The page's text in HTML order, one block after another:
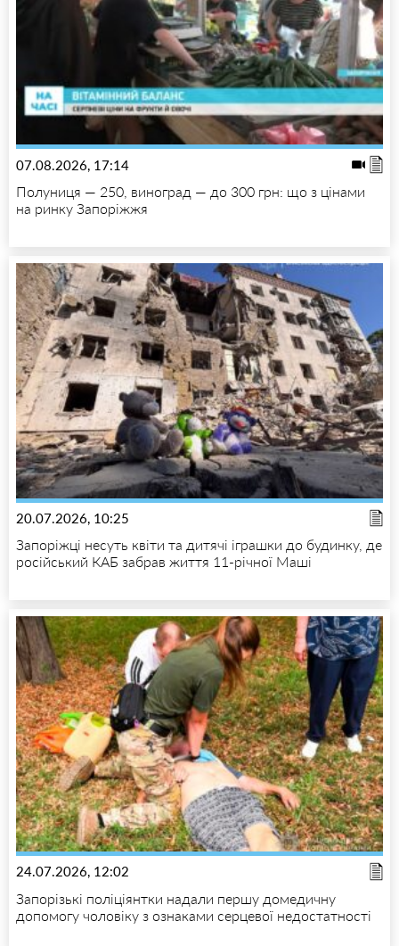
07.08.2026, 17:14
Полуниця — 250, виноград — до 300 грн: що з цінами
на ринку Запоріжжя
20.07.2026, 10:25
Запоріжці несуть квіти та дитячі іграшки до будинку, де
російський КАБ забрав життя 11-річної Маші
24.07.2026, 12:02
Запорізькі поліціянтки надали першу домедичну
допомогу чоловіку з ознаками серцевої недостатності